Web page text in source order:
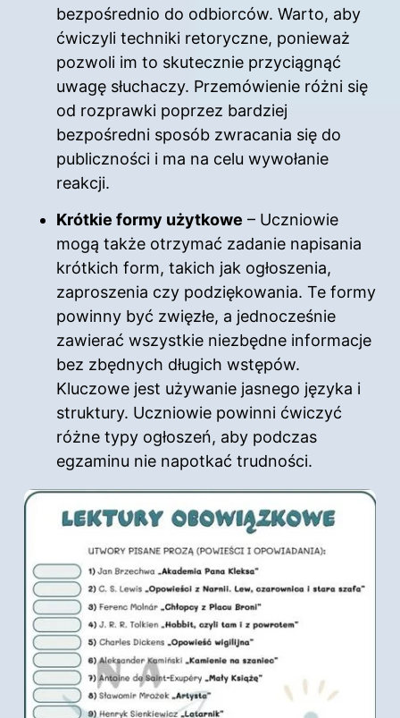
bezpośrednio do odbiorców. Warto, aby
ćwiczyli techniki retoryczne, ponieważ
pozwoli im to skutecznie przyciągnąć
uwagę słuchaczy. Przemówienie różni się
od rozprawki poprzez bardziej
bezpośredni sposób zwracania się do
publiczności i ma na celu wywołanie
reakcji.
Krótkie formy użytkowe – Uczniowie
mogą także otrzymać zadanie napisania
krótkich form, takich jak ogłoszenia,
zaproszenia czy podziękowania. Te formy
powinny być zwięzłe, a jednocześnie
zawierać wszystkie niezbędne informacje
bez zbędnych długich wstępów.
Kluczowe jest używanie jasnego języka i
struktury. Uczniowie powinni ćwiczyć
różne typy ogłoszeń, aby podczas
egzaminu nie napotkać trudności.